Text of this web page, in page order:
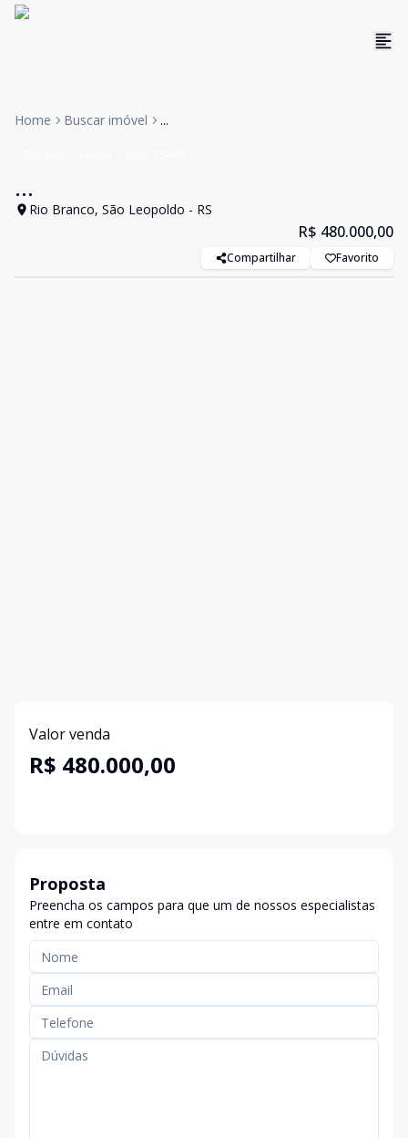
Home Buscar imóvel ...
...
Rio Branco, São Leopoldo - RS
R$ 480.000,00
Compartilhar Favorito
Valor venda
R$ 480.000,00
Proposta
Preencha os campos para que um de nossos especialistas
entre em contato